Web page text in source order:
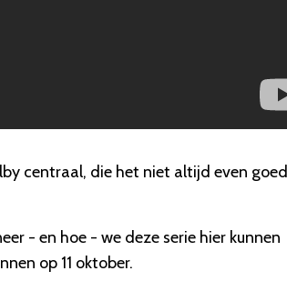
centraal, die het niet altijd even goed
- en hoe - we deze serie hier kunnen
op 11 oktober.